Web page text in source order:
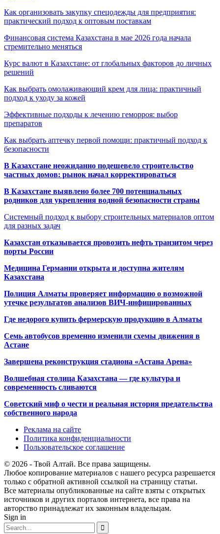
Как организовать закупку спецодежды для предприятия:
практический подход к оптовым поставкам
Финансовая система Казахстана в мае 2026 года начала
стремительно меняться
Курс валют в Казахстане: от глобальных факторов до личных
решений
Как выбрать омолаживающий крем для лица: практичный
подход к уходу за кожей
Эффективные подходы к лечению геморроя: выбор
препаратов
Как выбрать аптечку первой помощи: практичный подход к
безопасности
В Казахстане неожиданно подешевело строительство
частных домов: рынок начал корректироваться
В Казахстане выявлено более 700 потенциальных
родников для укрепления водной безопасности страны
Системный подход к выбору строительных материалов оптом
для разных задач
Казахстан отказывается провозить нефть транзитом через
порты России
Медицина Германии открыта и доступна жителям
Казахстана
Полиция Алматы проверяет информацию о возможной
утечке результатов анализов ВИЧ-инфицированных
Где недорого купить фермерскую продукцию в Алматы
Семь автобусов временно изменили схемы движения в
Астане
Завершена реконструкция стадиона «Астана Арена»
Волшебная столица Казахстана — где культура и
современность сливаются
Советский миф о чести и реальная история предательства
собственного народа
Реклама на сайте
Политика конфиденциальности
Пользовательское соглашение
© 2026 - Твой Алтай. Все права защищены.
Любое копирование материалов с нашего ресурса разрешается
только с обратной активной ссылкой на страницу статьи.
Все материалы опубликованные на сайте взяты с открытых
источников и других порталов интернета, все права на
авторство принадлежат их законным владельцам.
Sign in